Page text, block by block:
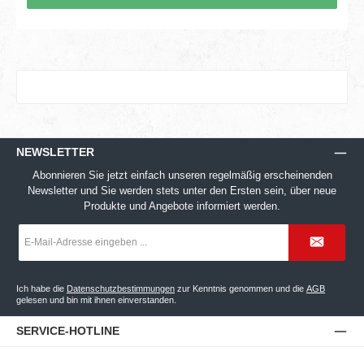
NEWSLETTER
Abonnieren Sie jetzt einfach unseren regelmäßig erscheinenden
Newsletter und Sie werden stets unter den Ersten sein, über neue
Produkte und Angebote informiert werden.
Mail-
*
Ich habe die Datenschutzbestimmungen zur Kenntnis genommen und die AGB
gelesen und bin mit ihnen einverstanden.
SERVICE-HOTLINE